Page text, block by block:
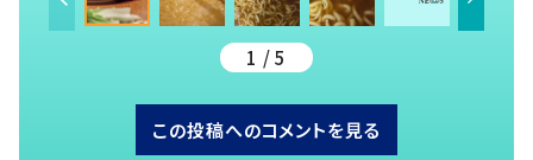
1 / 5
この投稿へのコメントを見る